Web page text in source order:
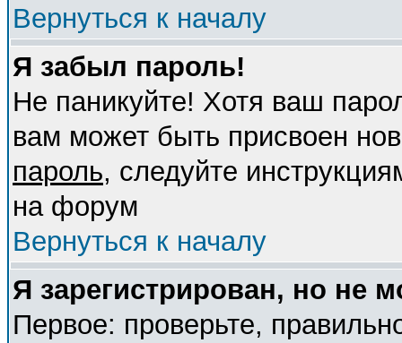
Вернуться к началу
Я забыл пароль!
Не паникуйте! Хотя ваш
вам может быть присвоен
пароль, следуйте
на форум
Вернуться к началу
Я зарегистрирован, но не
Первое: проверьте,